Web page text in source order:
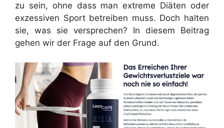
zu sein, ohne dass man extreme Diäten oder
exzessiven Sport betreiben muss. Doch halten
sie, was sie versprechen? In diesem Beitrag
gehen wir der Frage auf den Grund.